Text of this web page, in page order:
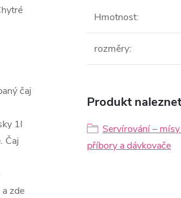
čaj
1l
Čaj
zde
Hmotnost:
rozměry:
Produkt
Servírování –
příbory a dávkovače